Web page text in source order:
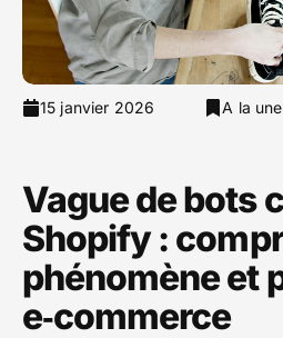
15 janvier 2026 A la une
Vague de bots
Shopify :
phénomène et
e‑commerce